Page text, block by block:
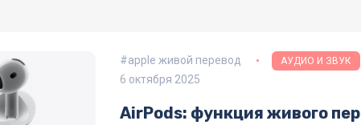
apple живой перевод АУДИО И ЗВУК
6 октября 2025
AirPods: функция живого